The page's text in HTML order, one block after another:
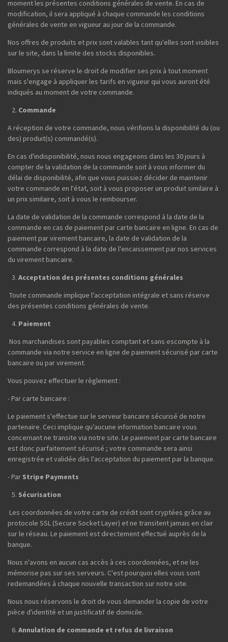
moment les présentes conditions générales de vente. En cas de
modification, il sera appliqué à chaque commande les conditions
générales de vente en vigueur au jour de la commande.
Nos offres de produits et prix sont valables tant qu'elles sont visibles
sur le site, dans la limite des stocks disponibles.
Bloumerys se réserve le droit de modifier ses prix à tout moment
mais s'engage à appliquer les tarifs en vigueur qui vous auront été
indiqués au moment de votre commande.
Commande
A réception de votre commande, nous vérifions la disponibilité du (ou
des) produit(s) commandé(s).
En cas d'indisponibilité, nous nous engageons dans les 30 jours à
compter de la validation de la commande soit à vous informer du
délai de disponibilité, afin que vous puissiez décider de maintenir
votre commande en l'état, soit à vous proposer un produit similaire à
un prix similaire, soit à vous le rembourser.
La date de validation de la commande correspond à la date de la
commande en cas de paiement par carte bancaire en ligne. En cas de
paiement par virement bancaire, la date de validation de la
commande correspond à la date de l'encaissement par nos services
du virement bancaire.
Acceptation des présentes conditions générales
Toute commande implique l'acceptation intégrale et sans réserve
des présentes conditions générales de vente.
Paiement
Nos marchandises sont payables comptant et sans escompte à la
commande via notre service en ligne de paiement sécurisé par carte
bancaire ou par virement.
Vous pouvez effectuer le règlement :
- Par carte bancaire :
Le paiement s'effectue sur le serveur bancaire sécurisé de notre
partenaire. Ceci implique qu’aucune information bancaire vous
concernant ne transite via notre site. Le paiement par carte bancaire
est donc parfaitement sécurisé ; votre commande sera ainsi
enregistrée et validée dès l'acceptation du paiement par la banque.
- Par Stripe Payments
Sécurisation
Les coordonnées de votre carte de crédit sont cryptées grâce au
protocole SSL (Secure Socket Layer) et ne transitent jamais en clair
sur le réseau. Le paiement est directement effectué auprès de la
banque.
Nous n'avons en aucun cas accès à ces coordonnées, et ne les
mémorise pas sur ses serveurs. C'est pourquoi elles vous sont
redemandées à chaque nouvelle transaction sur notre site.
Nous nous réservons le droit de vous demander la copie de votre
pièce d'identité et un justificatif de domicile.
Annulation de commande et refus de livraison